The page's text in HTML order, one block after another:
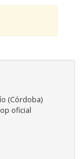
(Córdoba)
oficial